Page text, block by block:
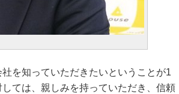
を知っていただきたいということが1
ては、親しみを持っていただき、信頼